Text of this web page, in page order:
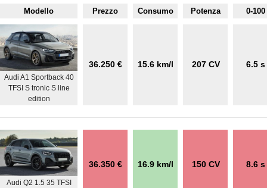
Modello Prezzo Consumo Potenza 0-100
Audi A1 Sportback 40
TFSI S tronic S line
edition
36.250 € 15.6 km/l 207 CV 6.5 s
Audi Q2 1.5 35 TFSI
36.350 € 16.9 km/l 150 CV 8.6 s